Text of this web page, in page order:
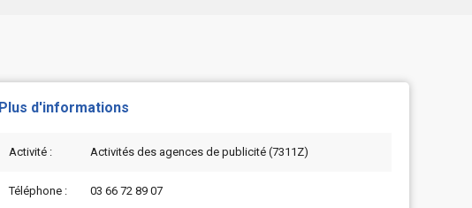
Plus d'informations
Activité : Activités des agences de publicité (7311Z)
Téléphone : 03 66 72 89 07